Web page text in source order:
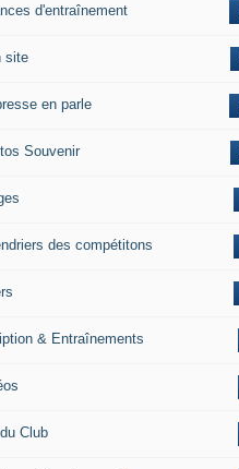
d'entraînement
site
en parle
Souvenir
des compétitons
& Entraînements
Club